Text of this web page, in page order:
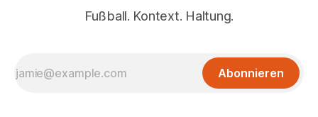
Fußball. Kontext. Haltung.
Abonnieren